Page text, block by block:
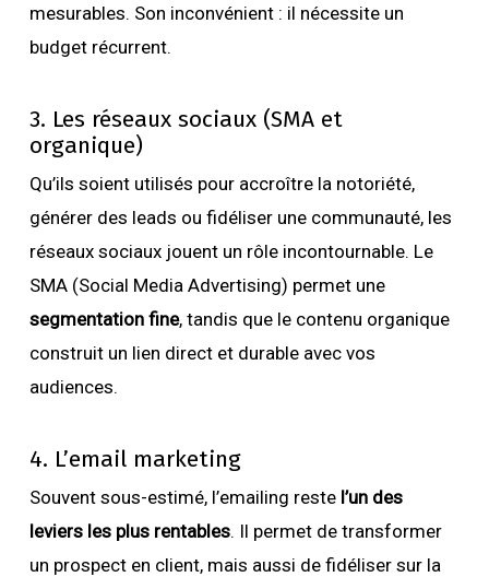
mesurables. Son inconvénient : il nécessite un
budget récurrent.
3. Les réseaux sociaux (SMA et
organique)
Qu’ils soient utilisés pour accroître la notoriété,
générer des leads ou fidéliser une communauté, les
réseaux sociaux jouent un rôle incontournable. Le
SMA (Social Media Advertising) permet une
segmentation fine, tandis que le contenu organique
construit un lien direct et durable avec vos
audiences.
4. L’email marketing
Souvent sous-estimé, l’emailing reste l’un des
leviers les plus rentables. Il permet de transformer
un prospect en client, mais aussi de fidéliser sur la